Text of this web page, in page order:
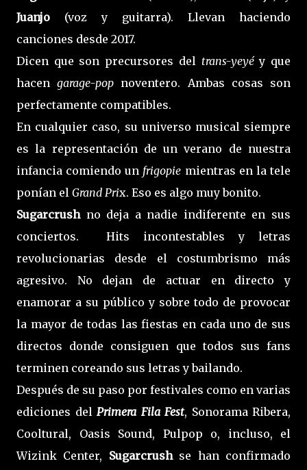
Juanjo (voz y guitarra). Llevan haciendo
canciones desde 2017.
Dicen que son precursores del trans-yeyéy que
hacen garage-pop noventero. Ambas cosas son
perfectamente compatibles.
En cualquier caso, su universo musical siempre
es la representación de un verano de nuestra
infancia comiendo un frigopie mientras en la tele
ponían el Grand Prix. Eso es algo muy bonito.
Sugarcrush no deja a nadie indiferente en sus
conciertos. Hits incontestables y letras
revolucionarias desde el costumbrismo más
agresivo. No dejan de actuar en directo y
enamorar a su público y sobre todo de provocar
la mayor de todas las fiestas en cada uno de sus
directos donde consiguen que todos sus fans
terminen coreando sus letras y bailando.
Después de su paso por festivales como en varias
ediciones del Primera Fila Fest, Sonorama Ribera,
Cooltural, Oasis Sound, Pulpop o, incluso, el
Wizink Center, Sugarcrush se han confirmado